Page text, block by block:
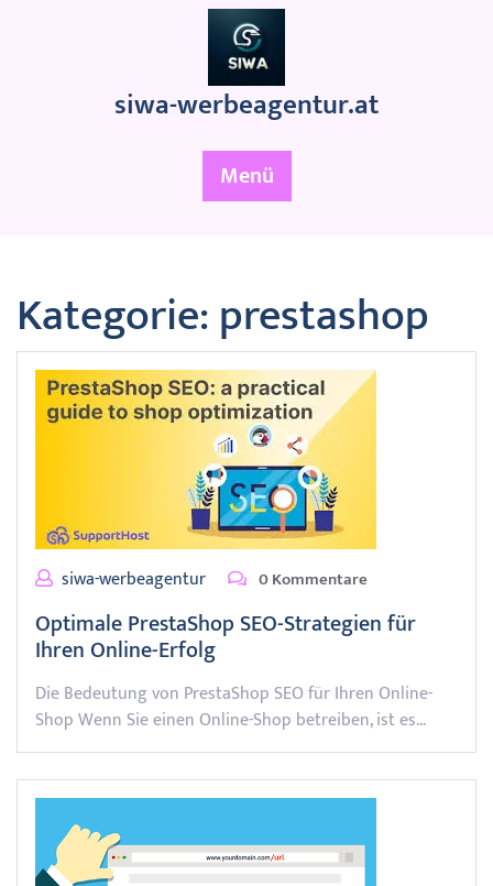
siwa-werbeagentur.at
Menü
Kategorie:prestashop
siwa-werbeagentur 0 Kommentare
Optimale PrestaShop SEO-Strategien für
Ihren Online-Erfolg
Die Bedeutung von PrestaShop SEO für Ihren Online-
Shop Wenn Sie einen Online-Shop betreiben, ist es…